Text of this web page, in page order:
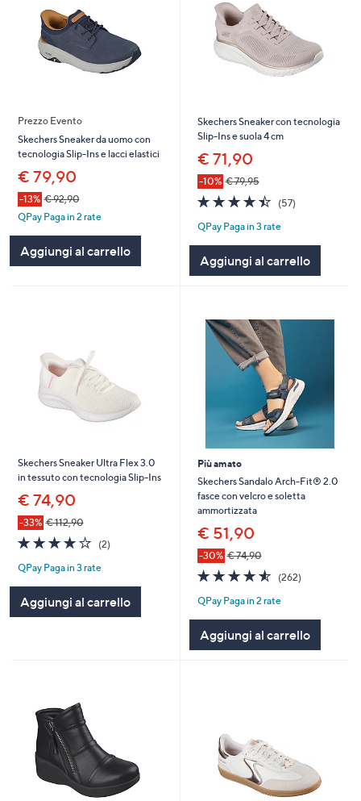
Prezzo Evento
Skechers Sneaker da uomo con
tecnologia Slip-Ins e lacci elastici
€ 79,90
-13% € 92,90
QPay Paga in 2 rate
Aggiungi al carrello
Skechers Sneaker con tecnologia
Slip-Ins e suola 4 cm
€ 71,90
-10% € 79,95
4.4
of
5
(57)
QPay Paga in 3 rate
Aggiungi al carrello
Skechers Sneaker Ultra Flex 3.0
in tessuto con tecnologia Slip-Ins
€ 74,90
-33% € 112,90
4.0
of
5
(2)
QPay Paga in 3 rate
Aggiungi al carrello
Più amato
Skechers Sandalo Arch-Fit® 2.0
fasce con velcro e soletta
ammortizzata
€ 51,90
-30% € 74,90
4.5
of
5
(262)
QPay Paga in 2 rate
Aggiungi al carrello